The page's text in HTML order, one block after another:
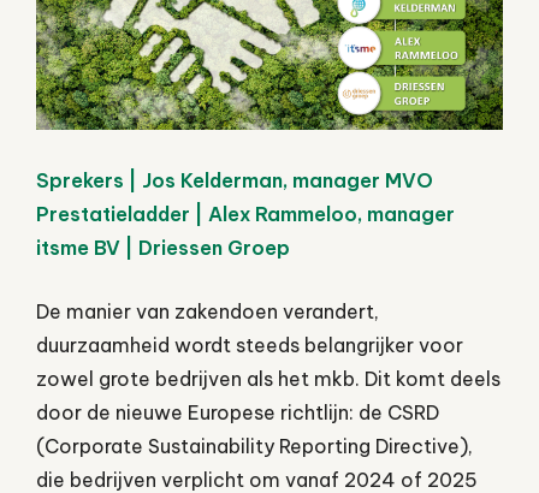
Sprekers | Jos Kelderman, manager MVO
Prestatieladder | Alex Rammeloo, manager
itsme BV | Driessen Groep
De manier van zakendoen verandert,
duurzaamheid wordt steeds belangrijker voor
zowel grote bedrijven als het mkb. Dit komt deels
door de nieuwe Europese richtlijn: de CSRD
(Corporate Sustainability Reporting Directive),
die bedrijven verplicht om vanaf 2024 of 2025